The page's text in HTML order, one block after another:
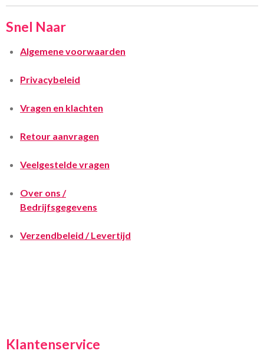
Snel Naar
Algemene voorwaarden
Privacybeleid
Vragen en klachten
Retour aanvragen
Veelgestelde vragen
Over ons /
Bedrijfsgegevens
Verzendbeleid / Levertijd
Klantenservice